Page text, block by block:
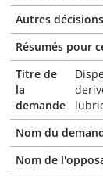
Autres
Résumés pour
Titre de
la
demande
Nom du
Nom de